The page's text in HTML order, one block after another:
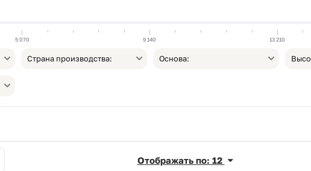
5 070 9 140 13 210
Страна производства: Основа:
Отображать по: 12